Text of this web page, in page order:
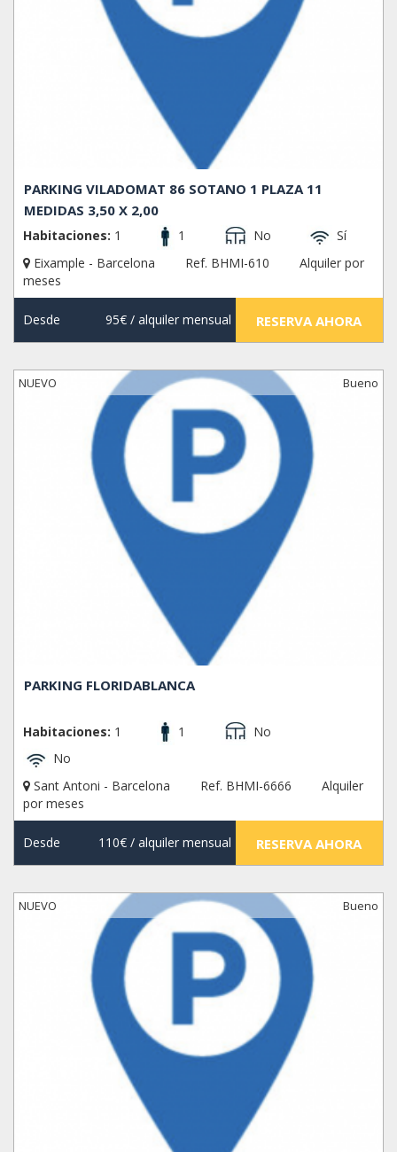
PARKING VILADOMAT 86 SOTANO 1 PLAZA 11
MEDIDAS 3,50 X 2,00
Habitaciones: 1 1 No
Sí
Eixample - Barcelona
Ref. BHMI-610
Alquiler por
meses
Desde 95€/ alquiler mensual RESERVA AHORA
NUEVO Bueno
PARKING FLORIDABLANCA
Habitaciones: 1 1
No
No
Sant Antoni - Barcelona
Ref. BHMI-6666
Alquiler
por meses
Desde 110€/ alquiler mensual RESERVA AHORA
NUEVO Bueno